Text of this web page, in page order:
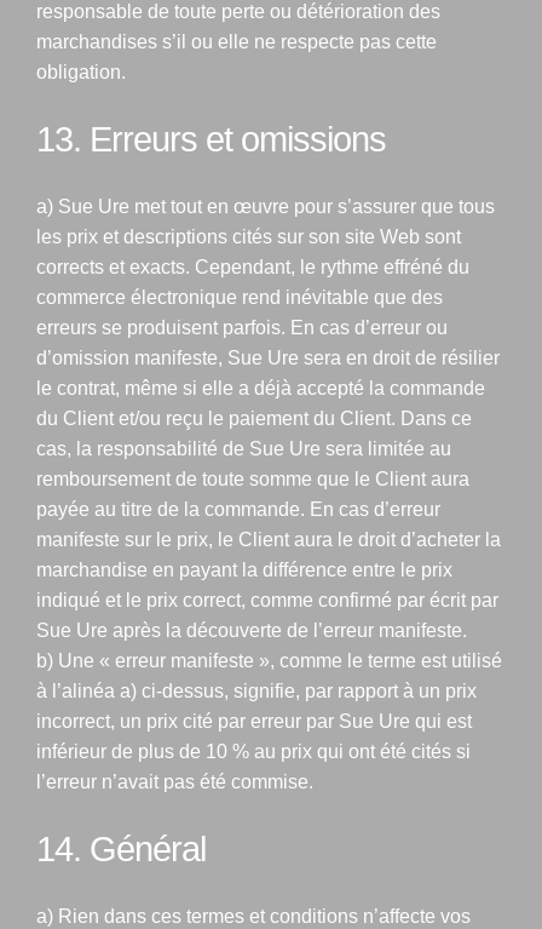
responsable de toute perte ou détérioration des
marchandises s’il ou elle ne respecte pas cette
obligation.
13. Erreurs et omissions
a) Sue Ure met tout en œuvre pour s’assurer que tous
les prix et descriptions cités sur son site Web sont
corrects et exacts. Cependant, le rythme effréné du
commerce électronique rend inévitable que des
erreurs se produisent parfois. En cas d’erreur ou
d’omission manifeste, Sue Ure sera en droit de résilier
le contrat, même si elle a déjà accepté la commande
du Client et/ou reçu le paiement du Client. Dans ce
cas, la responsabilité de Sue Ure sera limitée au
remboursement de toute somme que le Client aura
payée au titre de la commande. En cas d’erreur
manifeste sur le prix, le Client aura le droit d’acheter la
marchandise en payant la différence entre le prix
indiqué et le prix correct, comme confirmé par écrit par
Sue Ure après la découverte de l’erreur manifeste.
b) Une « erreur manifeste », comme le terme est utilisé
à l’alinéa a) ci-dessus, signifie, par rapport à un prix
incorrect, un prix cité par erreur par Sue Ure qui est
inférieur de plus de 10 % au prix qui ont été cités si
l’erreur n’avait pas été commise.
14. Général
a) Rien dans ces termes et conditions n’affecte vos